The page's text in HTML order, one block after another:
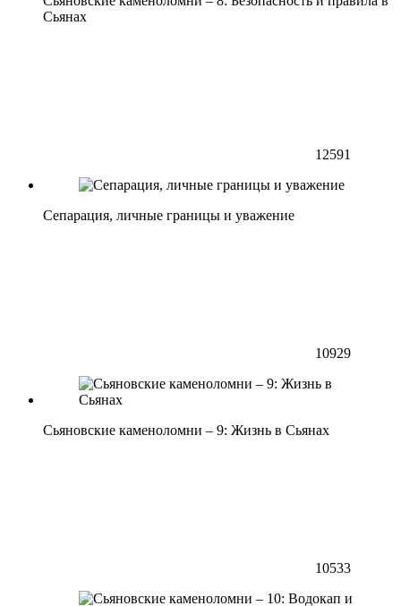
Сьянах
12591
Сепарация, личные границы и уважение
10929
Сьяновские каменоломни – 9: Жизнь в Сьянах
10533